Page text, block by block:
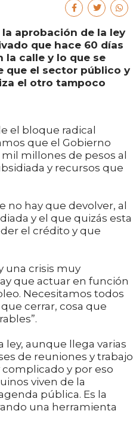
aprobación de la ley
que hace 60 días
la calle y lo que se
que el sector público y
el otro tampoco
el bloque radical
que el Gobierno
millones de pesos al
y recursos que
no hay que devolver, al
y el que quizás esta
el crédito y que
una crisis muy
que actuar en función
Necesitamos todos
cerrar, cosa que
aunque llega varias
de reuniones y trabajo
y por eso
viven de la
pública. Es la
una herramienta